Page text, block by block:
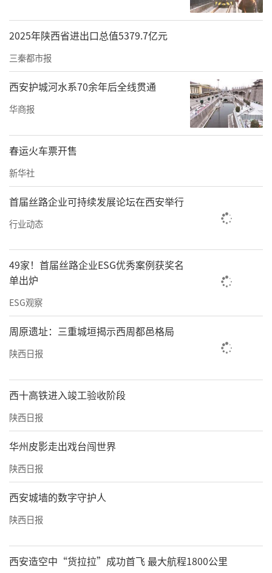
2025年陕西省进出口总值5379.7亿元
三秦都市报
西安护城河水系70余年后全线贯通
华商报
春运火车票开售
新华社
首届丝路企业可持续发展论坛在西安举行
行业动态
49家！首届丝路企业ESG优秀案例获奖名
单出炉
ESG观察
周原遗址：三重城垣揭示西周都邑格局
陕西日报
西十高铁进入竣工验收阶段
陕西日报
华州皮影走出戏台闯世界
陕西日报
西安城墙的数字守护人
陕西日报
西安造空中“货拉拉”成功首飞 最大航程1800公里